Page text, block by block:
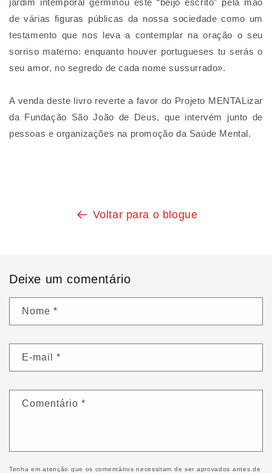
jardim intemporal germinou este “beijo escrito” pela mão
de várias figuras públicas da nossa sociedade como um
testamento que nos leva a contemplar na oração o seu
sorriso materno: enquanto houver portugueses tu serás o
seu amor, no segredo de cada nome sussurrado».
A venda deste livro reverte a favor do Projeto MENTALizar
da Fundação São João de Deus, que intervém junto de
pessoas e organizações na promoção da Saúde Mental.
Voltar para o blogue
Deixe um comentário
Nome *
E-mail *
Comentário *
Tenha em atenção que os comentários necessitam de ser aprovados antes de